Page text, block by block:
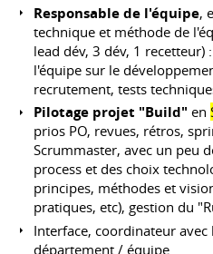
Responsable de l'équipe,
technique et méthode de
lead dév, 3 dév, 1
l'équipe sur le
recrutement, tests
Pilotage projet "Build" en
prios PO, revues, rétros,
Scrummaster, avec un peu
process et des choix
principes, méthodes et
pratiques, etc), gestion du
Interface, coordinateur
département / équipe